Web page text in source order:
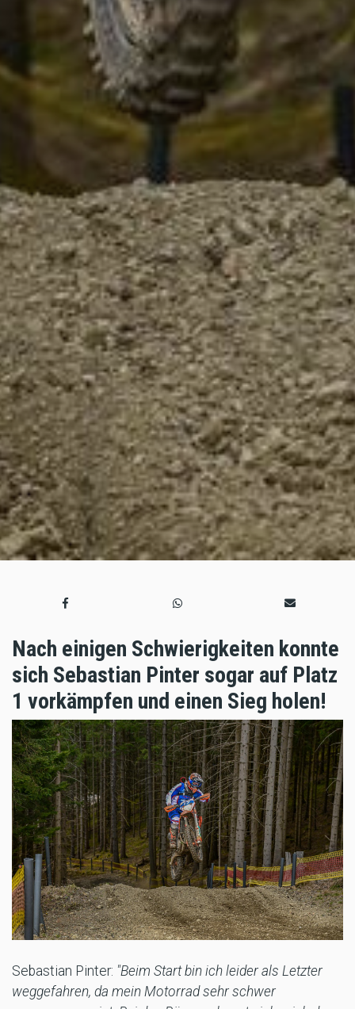
Nach einigen Schwierigkeiten konnte
sich Sebastian Pinter sogar auf Platz
1 vorkämpfen und einen Sieg holen!
Sebastian Pinter: "Beim Start bin ich leider als Letzter
weggefahren, da mein Motorrad sehr schwer